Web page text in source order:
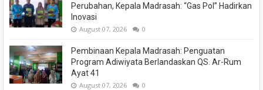
Perubahan, Kepala Madrasah: “Gas Pol” Hadirkan
Inovasi
August 07, 2026 0
Pembinaan Kepala Madrasah: Penguatan
Program Adiwiyata Berlandaskan QS. Ar-Rum
Ayat 41
August 07, 2026 0